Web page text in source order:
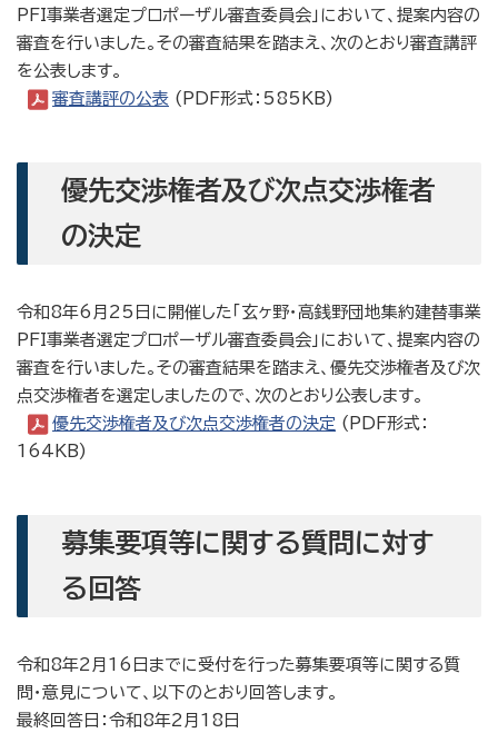
PFI事業者選定プロポーザル審査委員会」において、提案内容の
審査を行いました。その審査結果を踏まえ、次のとおり審査講評
を公表します。
審査講評の公表 (PDF形式：585KB)
優先交渉権者及び次点交渉権者
の決定
令和8年6月25日に開催した「玄ヶ野・高銭野団地集約建替事業
PFI事業者選定プロポーザル審査委員会」において、提案内容の
審査を行いました。その審査結果を踏まえ、優先交渉権者及び次
点交渉権者を選定しましたので、次のとおり公表します。
優先交渉権者及び次点交渉権者の決定 (PDF形式：
164KB)
募集要項等に関する質問に対す
る回答
令和8年2月16日までに受付を行った募集要項等に関する質
問・意見について、以下のとおり回答します。
最終回答日：令和8年2月18日